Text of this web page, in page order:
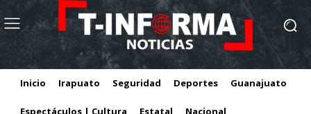
Inicio Irapuato Seguridad Deportes Guanajuato
Espectáculos | Cultura Estatal Nacional